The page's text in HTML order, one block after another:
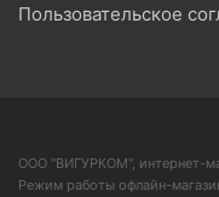
Пользовательское
ООО "ВИГУРКОМ", интернет-
Режим работы офлайн-